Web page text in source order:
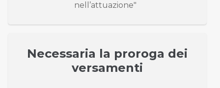
nell’attuazione"
Necessaria la proroga dei
versamenti